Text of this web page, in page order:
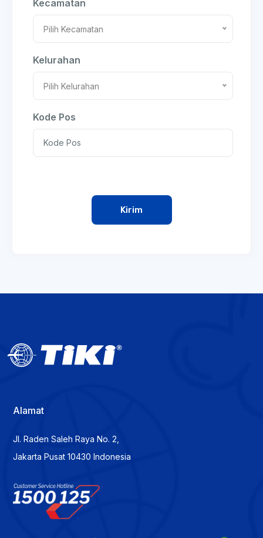
Kecamatan
Pilih Kecamatan
Kelurahan
Pilih Kelurahan
Kode Pos
Kirim
Alamat
Jl. Raden Saleh Raya No. 2,
Jakarta Pusat 10430 Indonesia